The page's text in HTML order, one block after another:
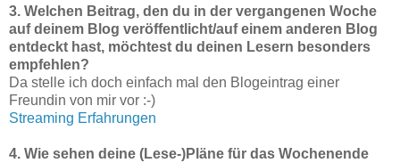
3. Welchen Beitrag, den du in der vergangenen Woche
auf deinem Blog veröffentlicht/auf einem anderen Blog
entdeckt hast, möchtest du deinen Lesern besonders
empfehlen?
Da stelle ich doch einfach mal den Blogeintrag einer
Freundin von mir vor :-)
Streaming Erfahrungen
4. Wie sehen deine (Lese-)Pläne für das Wochenende